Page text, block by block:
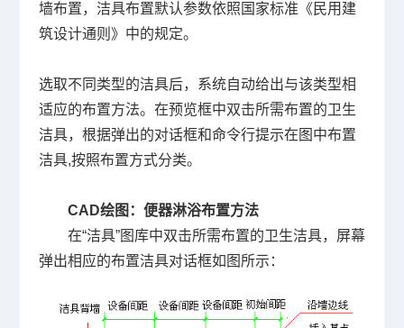
墙布置，洁具布置默认参数依照国家标准《民用建
筑设计通则》中的规定。
选取不同类型的洁具后，系统自动给出与该类型相
适应的布置方法。在预览框中双击所需布置的卫生
洁具，根据弹出的对话框和命令行提示在图中布置
洁具,按照布置方式分类。
CAD绘图： 便器淋浴布置方法
在“洁具”图库中双击所需布置的卫生洁具，屏幕
弹出相应的布置洁具对话框如图所示：